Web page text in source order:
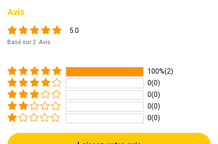
Avis
5.0
Basé sur 2 Avis
100%(2)
0(0)
0(0)
0(0)
0(0)